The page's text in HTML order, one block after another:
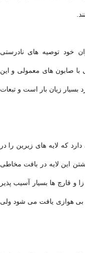
خود توصیه‌ های نادرستی
صابون ‌های معمولی و این
بسیار زیان بار است و تبعات
که لایه‌ های زیرین را در
این لایه در بافت مخاطی
و قارچ‌ ها بسیار آسیب ‌پذیر
بی‌ هوازی یافت می ‌شود ولی